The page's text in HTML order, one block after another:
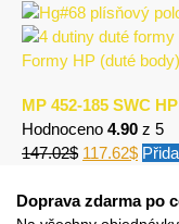
Formy HP (duté body)
MP 452-185 SWC
Hodnoceno 4.90 z 5
147.02$ 117.62$
Doprava zdarma po